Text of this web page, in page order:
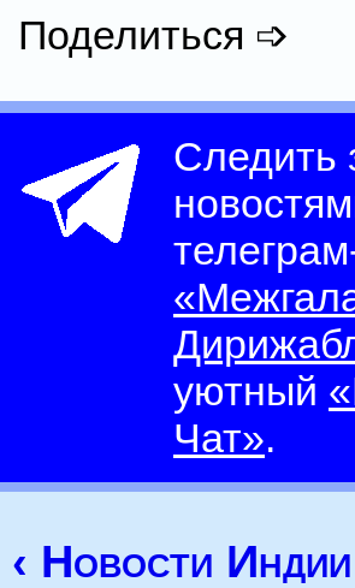
Поделиться ➩
Следить
уютный
Чат».
‹ Новости Индии